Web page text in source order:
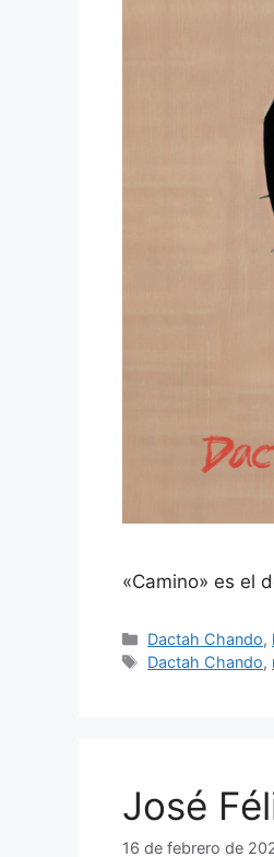
«Camino» es el
Dactah Chando,
Dactah Chando,
José
16 de febrero de